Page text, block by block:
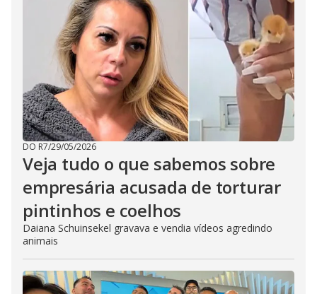
DO R7/29/05/2026
Veja tudo o que sabemos sobre
empresária acusada de torturar
pintinhos e coelhos
Daiana Schuinsekel gravava e vendia vídeos agredindo
animais